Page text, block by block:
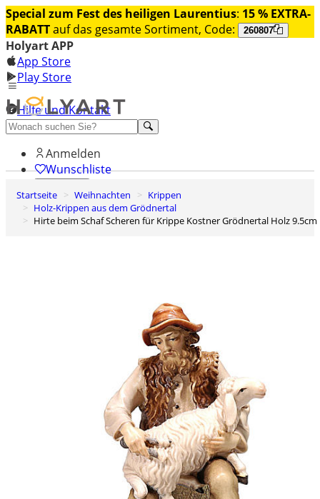
Special zum Fest des heiligen Laurentius: 15 % EXTRA-
RABATTauf das gesamte Sortiment, Code: 260807
Holyart APP
App Store
Play Store
Hilfe und Kontakt
Entdecken Sie Premium
Anmelden
Wunschliste
0
Warenkorb
Startseite Weihnachten
Krippen
Holz-Krippen aus dem Grödnertal
Hirte beim Schaf Scheren für Krippe Kostner Grödnertal Holz 9.5cm